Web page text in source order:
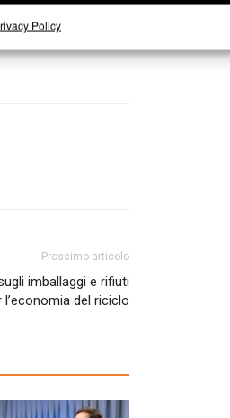
Policy
Prossimo articolo
imballaggi e rifiuti
del riciclo